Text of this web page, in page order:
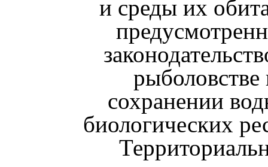
и среды их
рыболовстве
сохранении
биологических